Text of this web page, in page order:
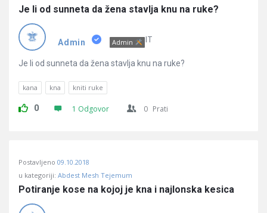
Latest
Pitanja
Je li od sunneta da žena stavlja knu na ruke?
Admin Admin IT
Je li od sunneta da žena stavlja knu na ruke?
kana kna kniti ruke
0 1 Odgovor 0 Prati
Postavljeno 09.10.2018
u kategoriji: Abdest Mesh Tejemum
Potiranje kose na kojoj je kna i najlonska kesica